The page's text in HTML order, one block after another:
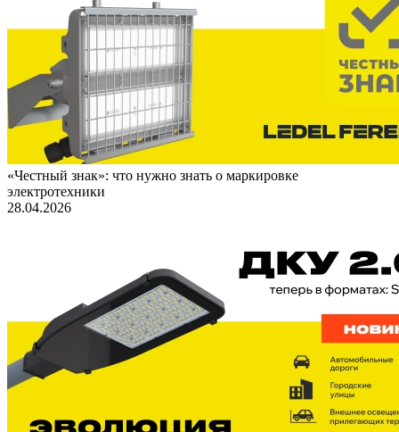
«Честный знак»: что нужно знать о маркировке
электротехники
28.04.2026